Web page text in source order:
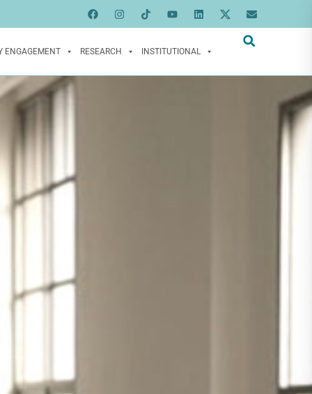
ENGAGEMENT RESEARCH INSTITUTIONAL